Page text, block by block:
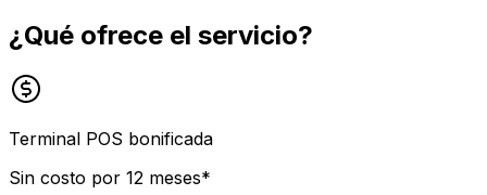
¿Qué ofrece el servicio?
Terminal POS bonificada
Sin costo por 12 meses*